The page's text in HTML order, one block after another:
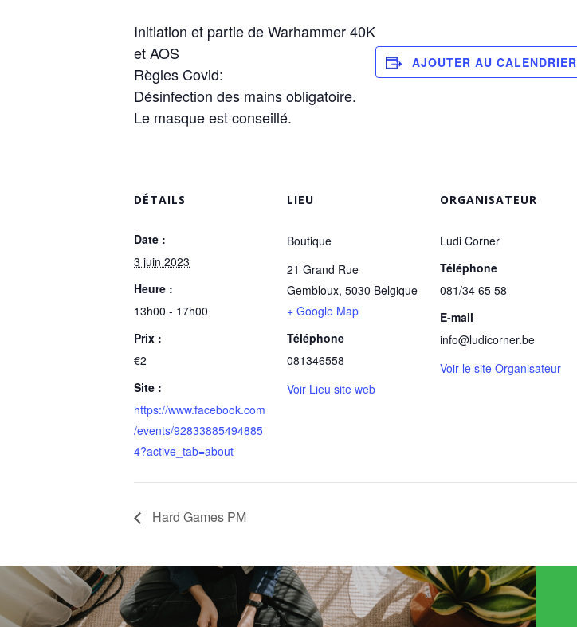
Initiation et partie de Warhammer 40K
et AOS
Règles Covid:
Désinfection des mains obligatoire.
Le masque est conseillé.
AJOUTER AU CALENDRIER
DÉTAILS
Date :
3 juin 2023
Heure :
13h00 - 17h00
Prix :
€2
Site :
https://www.facebook.com
/events/92833885494885
4?active_tab=about
LIEU
Boutique
21 Grand Rue
Gembloux, 5030 Belgique
+ Google Map
Téléphone
081346558
Voir Lieu site web
ORGANISATEUR
Ludi Corner
Téléphone
081/34 65 58
E-mail
info@ludicorner.be
Voir le site Organisateur
Hard Games PM